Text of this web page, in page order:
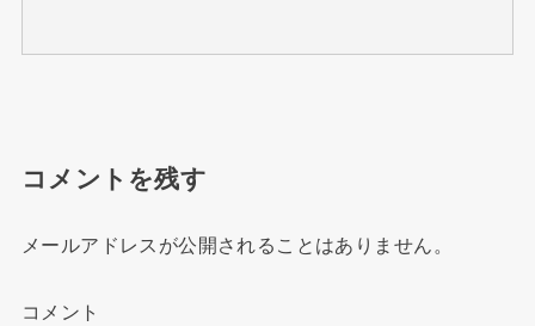
コメントを残す
メールアドレスが公開されることはありません。
コメント